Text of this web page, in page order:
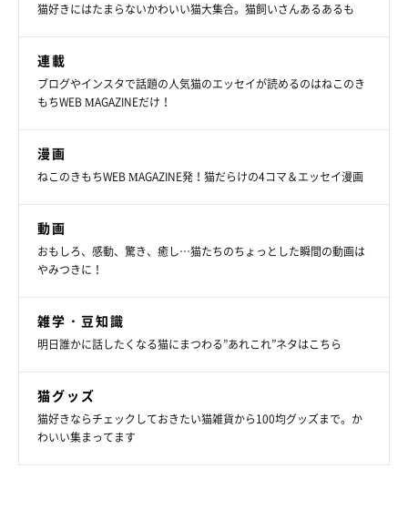
猫好きにはたまらないかわいい猫大集合。猫飼いさんあるあるも
連載
ブログやインスタで話題の人気猫のエッセイが読めるのはねこのき
もちWEB MAGAZINEだけ！
漫画
ねこのきもちWEB MAGAZINE発！猫だらけの4コマ＆エッセイ漫画
動画
おもしろ、感動、驚き、癒し…猫たちのちょっとした瞬間の動画は
やみつきに！
雑学・豆知識
明日誰かに話したくなる猫にまつわる”あれこれ”ネタはこちら
猫グッズ
猫好きならチェックしておきたい猫雑貨から100均グッズまで。か
わいい集まってます